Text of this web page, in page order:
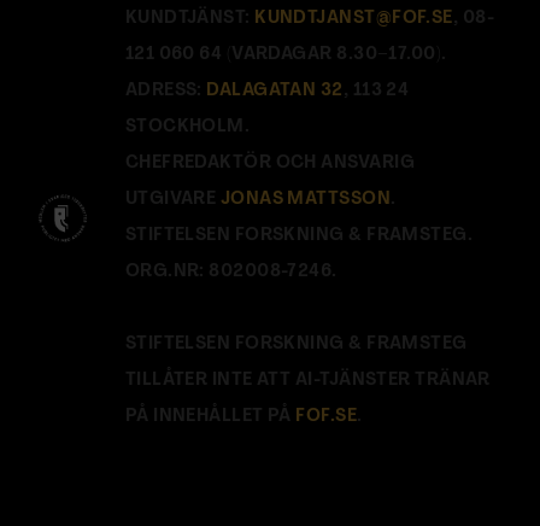
KUNDTJÄNST: KUNDTJANST@FOF.SE , 08-
121 060 64 (VARDAGAR 8.30–17.00).
ADRESS: DALAGATAN 32 , 113 24
STOCKHOLM.
CHEFREDAKTÖR OCH ANSVARIG
UTGIVARE JONAS MATTSSON.
STIFTELSEN FORSKNING & FRAMSTEG.
ORG.NR: 802008-7246.
STIFTELSEN FORSKNING & FRAMSTEG
TILLÅTER INTE ATT AI-TJÄNSTER TRÄNAR
PÅ INNEHÅLLET PÅ FOF.SE.